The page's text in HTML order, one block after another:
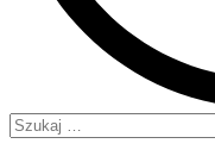
Szukaj: